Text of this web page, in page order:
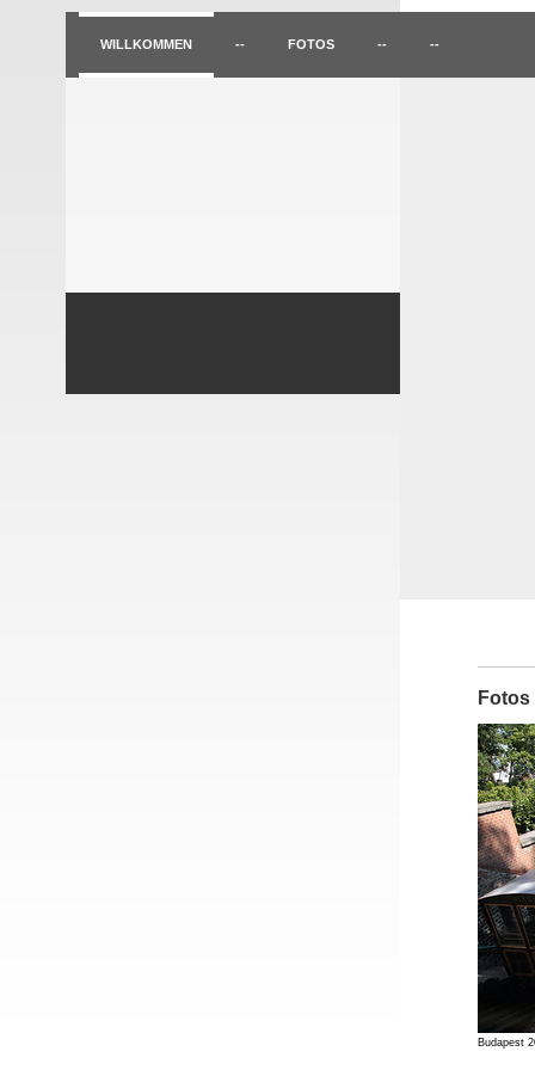
WILLKOMMEN -- FOTOS -- --
Budapest